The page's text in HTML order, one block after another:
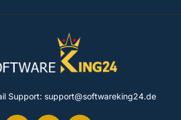
Support: support@softwareking24.de